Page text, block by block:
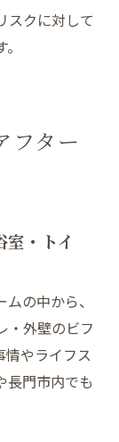
スクに対して
フター
・トイ
の中から、
・外壁のビフ
情やライフス
長門市内でも